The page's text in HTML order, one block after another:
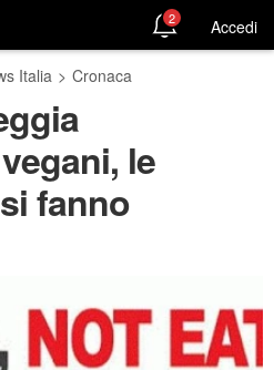
2 Accedi
Italia > Cronaca
le
fanno